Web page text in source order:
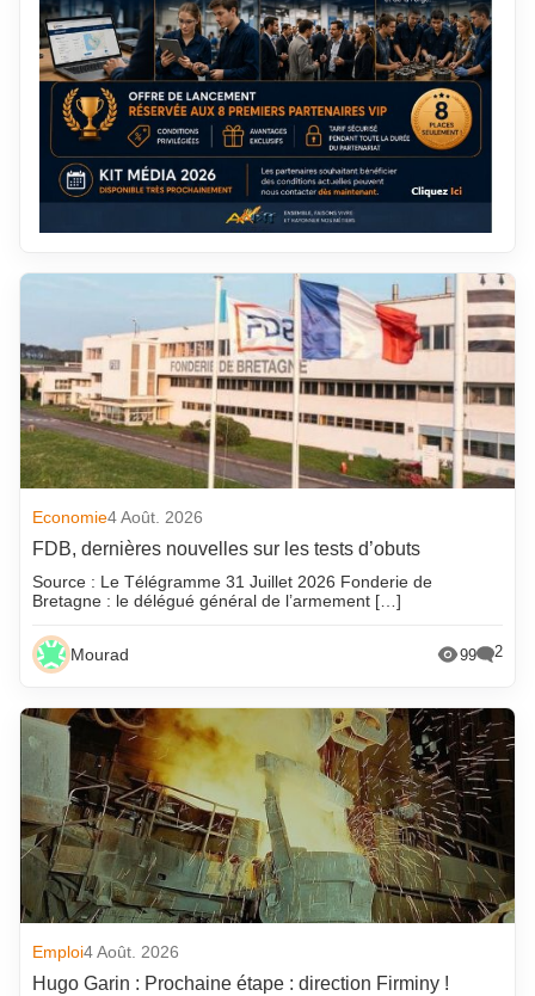
Economie4 Août. 2026
FDB, dernières nouvelles sur les tests d’obuts
Source : Le Télégramme 31 Juillet 2026 Fonderie de
Bretagne : le délégué général de l’armement […]
Mourad 99 2
Emploi4 Août. 2026
Hugo Garin : Prochaine étape : direction Firminy !